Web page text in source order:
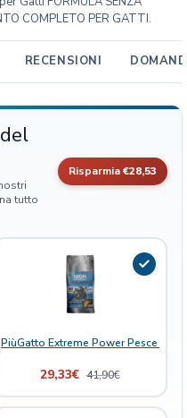
COMPLETO PER GATTI.
RECENSIONI
tutto
Risparmia€28,53
PiùGatto Extreme Power Pesce
29,33€ 41,90€